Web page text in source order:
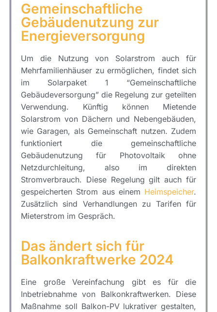
Gemeinschaftliche
Gebäudenutzung zur
Energieversorgung
Um die Nutzung von Solarstrom auch für
Mehrfamilienhäuser zu ermöglichen, findet sich
im Solarpaket 1 “Gemeinschaftliche
Gebäudeversorgung” die Regelung zur geteilten
Verwendung. Künftig können Mietende
Solarstrom von Dächern und Nebengebäuden,
wie Garagen, als Gemeinschaft nutzen. Zudem
funktioniert die gemeinschaftliche
Gebäudenutzung für Photovoltaik ohne
Netzdurchleitung, also im direkten
Stromverbrauch. Diese Regelung gilt auch für
gespeicherten Strom aus einem Heimspeicher.
Zusätzlich sind Verhandlungen zu Tarifen für
Mieterstrom im Gespräch.
Das ändert sich für
Balkonkraftwerke 2024
Eine große Vereinfachung gibt es für die
Inbetriebnahme von Balkonkraftwerken. Diese
Maßnahme soll Balkon-PV lukrativer gestalten,